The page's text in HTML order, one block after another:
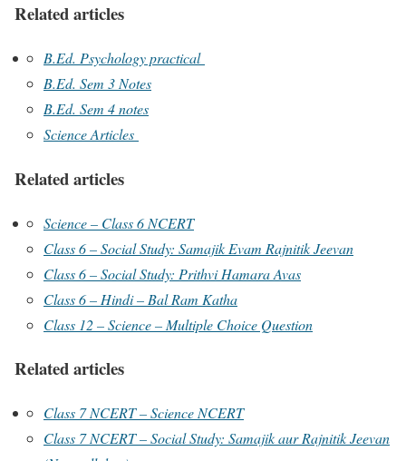
Related articles
B.Ed. Psychology practical
B.Ed. Sem 3 Notes
B.Ed. Sem 4 notes
Science Articles
Related articles
Science – Class 6 NCERT
Class 6 – Social Study: Samajik Evam Rajnitik Jeevan
Class 6 – Social Study: Prithvi Hamara Avas
Class 6 – Hindi – Bal Ram Katha
Class 12 – Science – Multiple Choice Question
Related articles
Class 7 NCERT – Science NCERT
Class 7 NCERT – Social Study: Samajik aur Rajnitik Jeevan